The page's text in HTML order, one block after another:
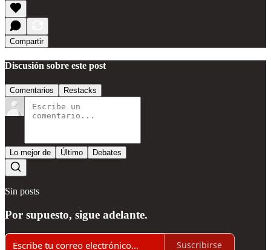
Compartir
Discusión sobre este post
Comentarios Restacks
Lo mejor de Último Debates
Sin posts
Por supuesto, sigue adelante.
Suscribirse